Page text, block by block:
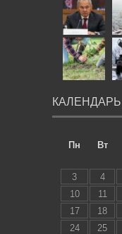
КАЛЕНДАРЬ
Пн
Вт
3
4
10
11
17
18
24
25